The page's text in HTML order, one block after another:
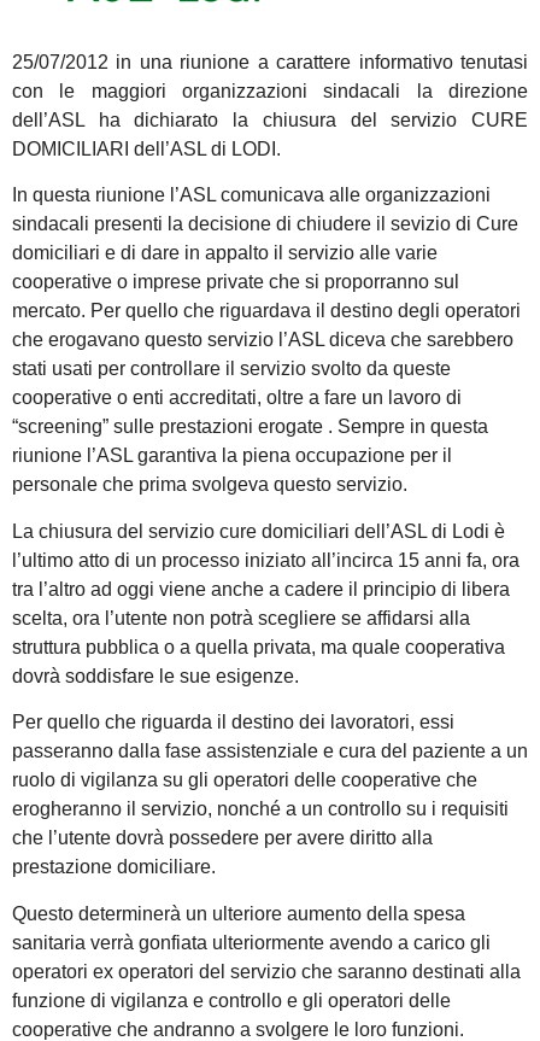
25/07/2012 in una riunione a carattere informativo tenutasi
con le maggiori organizzazioni sindacali la direzione
dell’ASL ha dichiarato la chiusura del servizio CURE
DOMICILIARI dell’ASL di LODI.
In questa riunione l’ASL comunicava alle organizzazioni
sindacali presenti la decisione di chiudere il sevizio di Cure
domiciliari e di dare in appalto il servizio alle varie
cooperative o imprese private che si proporranno sul
mercato. Per quello che riguardava il destino degli operatori
che erogavano questo servizio l’ASL diceva che sarebbero
stati usati per controllare il servizio svolto da queste
cooperative o enti accreditati, oltre a fare un lavoro di
“screening” sulle prestazioni erogate . Sempre in questa
riunione l’ASL garantiva la piena occupazione per il
personale che prima svolgeva questo servizio.
La chiusura del servizio cure domiciliari dell’ASL di Lodi è
l’ultimo atto di un processo iniziato all’incirca 15 anni fa, ora
tra l’altro ad oggi viene anche a cadere il principio di libera
scelta, ora l’utente non potrà scegliere se affidarsi alla
struttura pubblica o a quella privata, ma quale cooperativa
dovrà soddisfare le sue esigenze.
Per quello che riguarda il destino dei lavoratori, essi
passeranno dalla fase assistenziale e cura del paziente a un
ruolo di vigilanza su gli operatori delle cooperative che
erogheranno il servizio, nonché a un controllo su i requisiti
che l’utente dovrà possedere per avere diritto alla
prestazione domiciliare.
Questo determinerà un ulteriore aumento della spesa
sanitaria verrà gonfiata ulteriormente avendo a carico gli
operatori ex operatori del servizio che saranno destinati alla
funzione di vigilanza e controllo e gli operatori delle
cooperative che andranno a svolgere le loro funzioni.